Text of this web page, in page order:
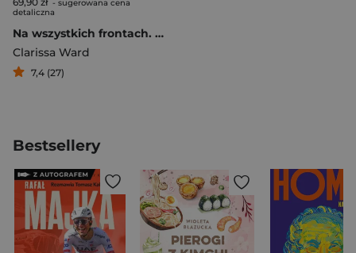
- sugerowana cena
detaliczna
Na wszystkich frontach. Edukacja reporterki
Clarissa Ward
7,4 (27)
Bestsellery